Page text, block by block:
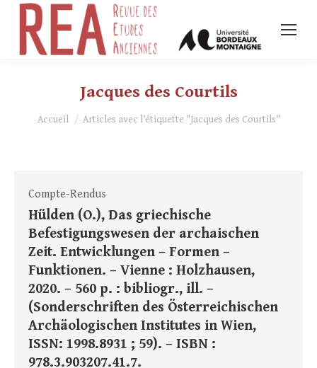
Jacques des Courtils
Vous êtes ici :
Accueil Articles avec l’étiquette "Jacques des Courtils"
Compte-Rendus
Hülden (O.), Das griechische
Befestigungswesen der archaischen
Zeit. Entwicklungen – Formen –
Funktionen. – Vienne : Holzhausen,
2020. – 560 p. : bibliogr., ill. –
(Sonderschriften des Österreichischen
Archäologischen Institutes in Wien,
ISSN: 1998.8931 ; 59). – ISBN :
978.3.903207.41.7.